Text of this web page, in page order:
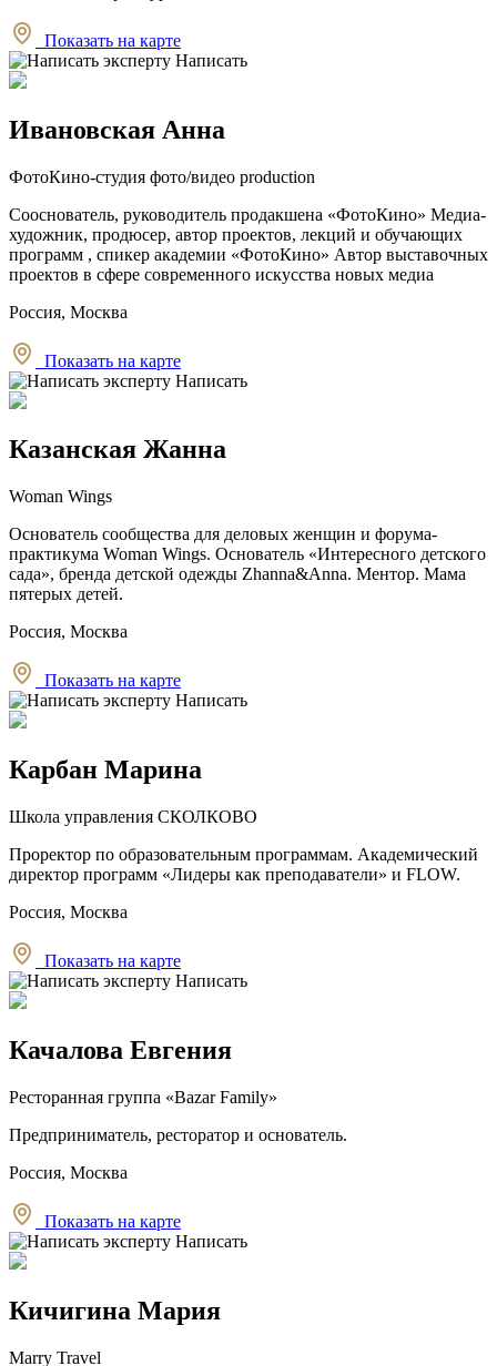
Показать на карте
Написать
Ивановская Анна
ФотоКино-студия фото/видео production
Сооснователь, руководитель продакшена «ФотоКино» Медиа-
художник, продюсер, автор проектов, лекций и обучающих
программ , спикер академии «ФотоКино» Автор выставочных
проектов в сфере современного искусства новых медиа
Россия, Москва
Показать на карте
Написать
Казанская Жанна
Woman Wings
Основатель сообщества для деловых женщин и форума-
практикума Woman Wings. Основатель «Интересного детского
сада», бренда детской одежды Zhanna&Anna. Ментор. Мама
пятерых детей.
Россия, Москва
Показать на карте
Написать
Карбан Марина
Школа управления СКОЛКОВО
Проректор по образовательным программам. Академический
директор программ «Лидеры как преподаватели» и FLOW.
Россия, Москва
Показать на карте
Написать
Качалова Евгения
Ресторанная группа «Bazar Family»
Предприниматель, ресторатор и основатель.
Россия, Москва
Показать на карте
Написать
Кичигина Мария
Marry Travel